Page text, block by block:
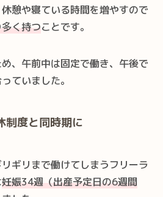
憩や寝ている時間を増やすので
く持つことです。
、午前中は固定で働き、午後で
ていました。
制度と同時期に
ギリまで働けてしまうフリーラ
妊娠34週（出産予定日の6週間